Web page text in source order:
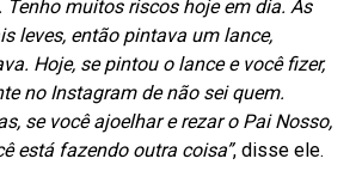
Tenho muitos riscos hoje em dia. As
leves, então pintava um lance,
Hoje, se pintou o lance e você fizer,
no Instagram de não sei quem.
se você ajoelhar e rezar o Pai Nosso,
está fazendo outra coisa”, disse ele.